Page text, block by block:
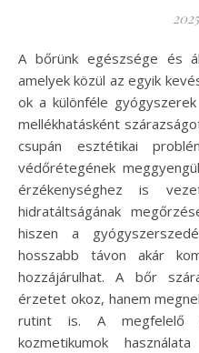
A bőrünk egészsége és állapota sok tényezőtől függ,
amelyek közül az egyik
ok a különféle
mellékhatásként
csupán esztétikai
védőrétegének
érzékenységhez is
hidratáltságának
hiszen a
hosszabb távon akár
hozzájárulhat. A bőr
érzetet okoz, hanem
rutint is. A megfelelő
kozmetikumok